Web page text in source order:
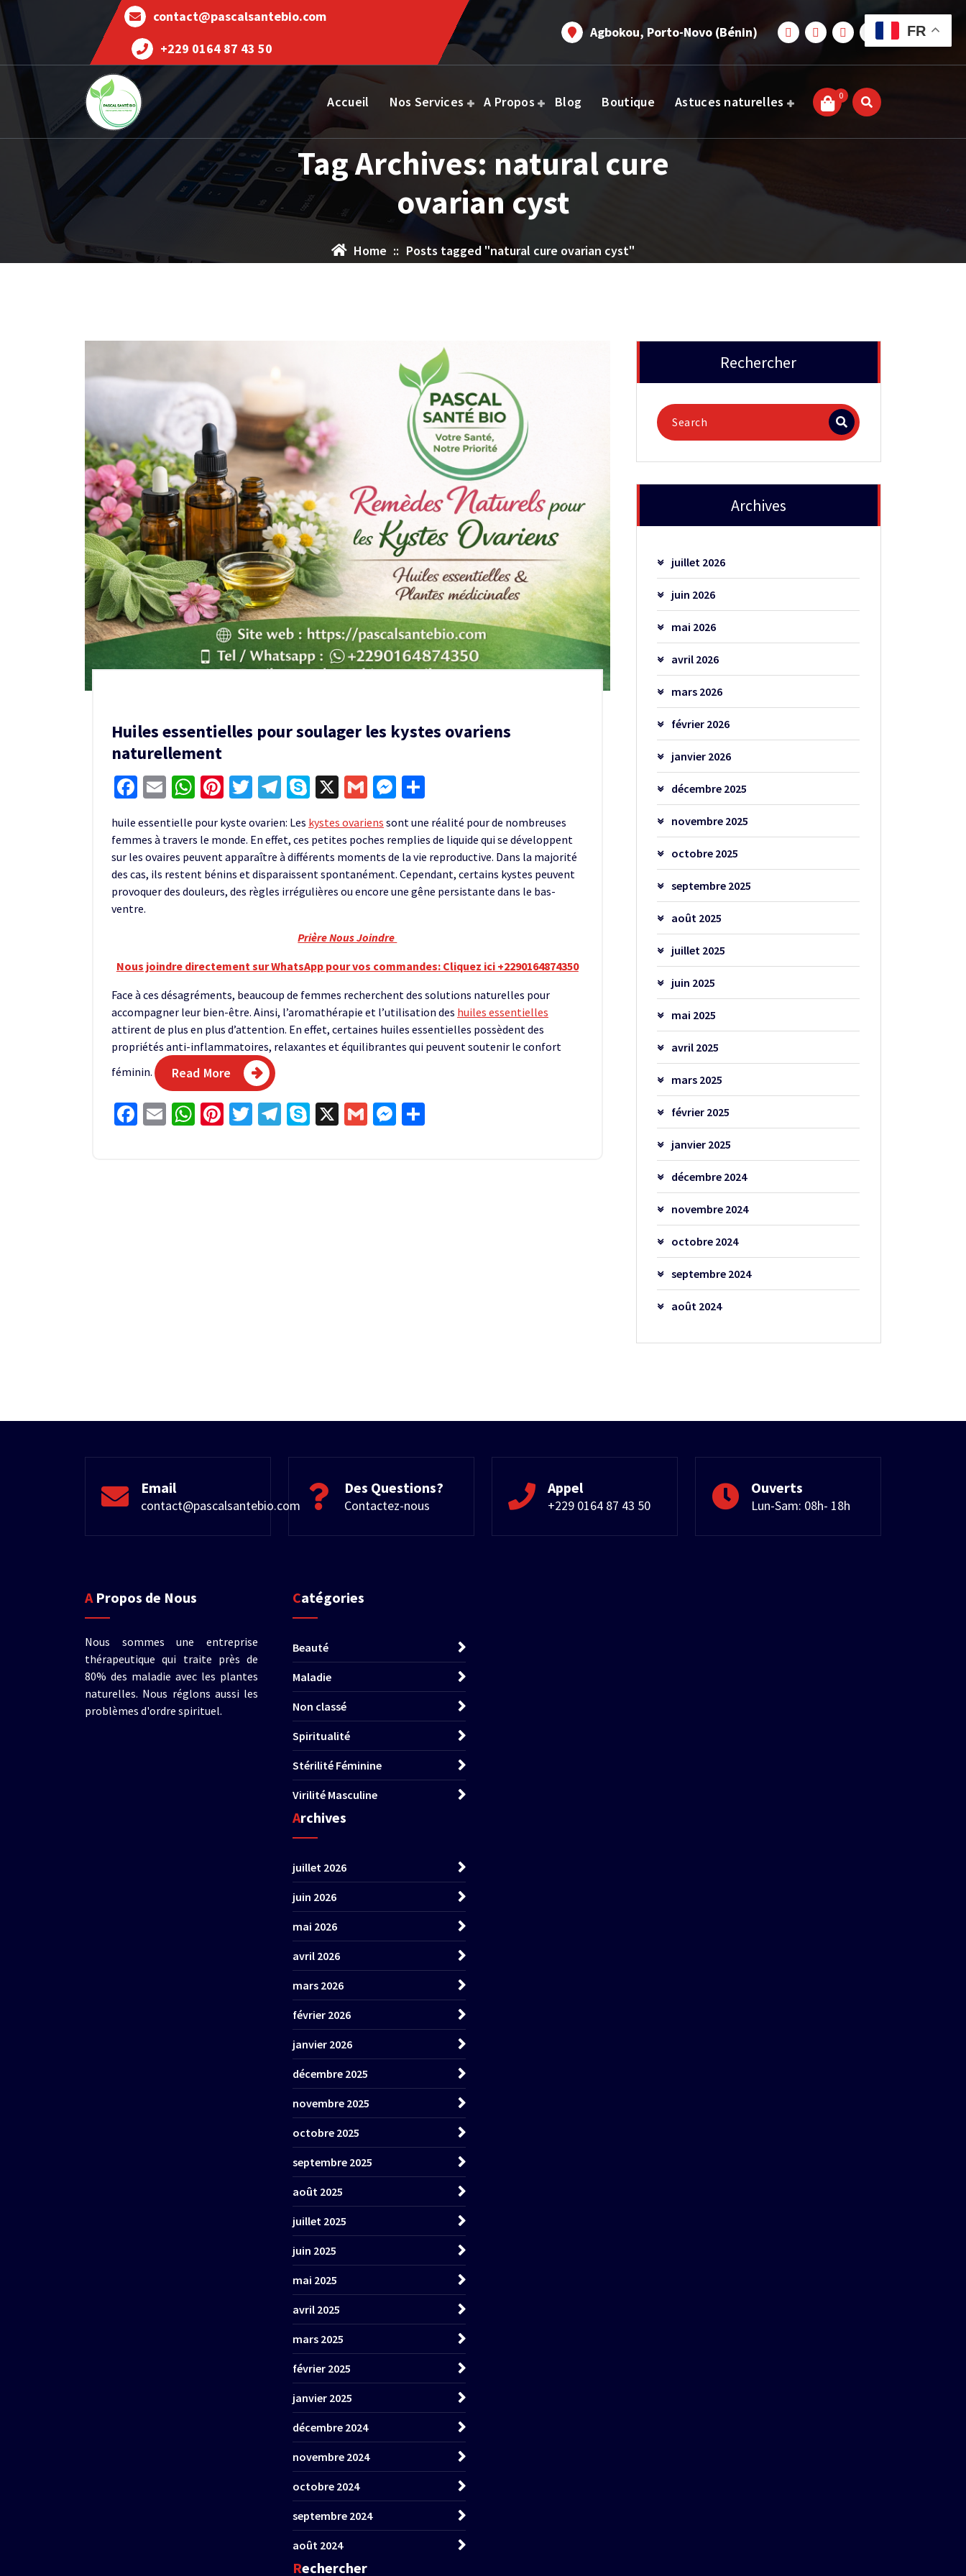
contact@pascalsantebio.com
+229 0164 87 43 50
Agbokou, Porto-Novo (Bénin)
Votre santé notre priorité
Accueil Nos Services A Propos Blog Boutique Astuces naturelles 0
Tag Archives: natural cure
ovarian cyst
Home :: Posts tagged "natural cure ovarian cyst"
Huiles essentielles pour soulager les kystes ovariens
naturellement
Facebook
EmailWhatsApp
Pinterest
Twitter
Telegram
Skype
X GmailMessenger
huile essentielle pour kyste ovarien: Les kystes ovariens sont une réalité pour de nombreuses
femmes à travers le monde. En effet, ces petites poches remplies de liquide qui se développent
sur les ovaires peuvent apparaître à différents moments de la vie reproductive. Dans la majorité
des cas, ils restent bénins et disparaissent spontanément. Cependant, certains kystes peuvent
provoquer des douleurs, des règles irrégulières ou encore une gêne persistante dans le bas-
ventre.
Prière Nous Joindre
Nous joindre directement sur WhatsApp pour vos commandes: Cliquez ici +2290164874350
Face à ces désagréments, beaucoup de femmes recherchent des solutions naturelles pour
accompagner leur bien-être. Ainsi, l’aromathérapie et l’utilisation des huiles essentielles
attirent de plus en plus d’attention. En effet, certaines huiles essentielles possèdent des
propriétés anti-inflammatoires, relaxantes et équilibrantes qui peuvent soutenir le confort
féminin.
Read More
Facebook
EmailWhatsApp
Pinterest
Twitter
Telegram
Skype
X GmailMessenger
Rechercher
Archives
juillet 2026
juin 2026
mai 2026
avril 2026
mars 2026
février 2026
janvier 2026
décembre 2025
novembre 2025
octobre 2025
septembre 2025
août 2025
juillet 2025
juin 2025
mai 2025
avril 2025
mars 2025
février 2025
janvier 2025
décembre 2024
novembre 2024
octobre 2024
septembre 2024
août 2024
Email
contact@pascalsantebio.com
Des Questions?
Contactez-nous
Appel
+229 0164 87 43 50
Ouverts
Lun-Sam: 08h- 18h
A Propos de Nous
Nous sommes une entreprise
thérapeutique qui traite près de
80% des maladie avec les plantes
naturelles. Nous réglons aussi les
problèmes d'ordre spirituel.
Catégories
Beauté
Maladie
Non classé
Spiritualité
Stérilité Féminine
Virilité Masculine
Archives
juillet 2026
juin 2026
mai 2026
avril 2026
mars 2026
février 2026
janvier 2026
décembre 2025
novembre 2025
octobre 2025
septembre 2025
août 2025
juillet 2025
juin 2025
mai 2025
avril 2025
mars 2025
février 2025
janvier 2025
décembre 2024
novembre 2024
octobre 2024
septembre 2024
août 2024
Rechercher
FR